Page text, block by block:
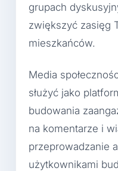
grupach
zwiększyć zasięg
mieszkańców.
Media
służyć jako
budowania
na komentarze i
przeprowadzanie
użytkownikami